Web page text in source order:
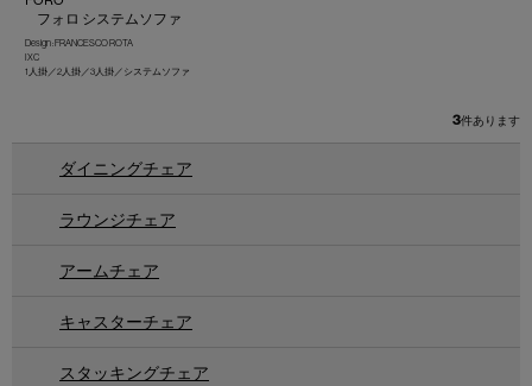
フォロ システムソファ
Design : FRANCESCO ROTA
IXC
1人掛／2人掛／3人掛／システムソファ
3件あります
ダイニングチェア
ラウンジチェア
アームチェア
キャスターチェア
スタッキングチェア